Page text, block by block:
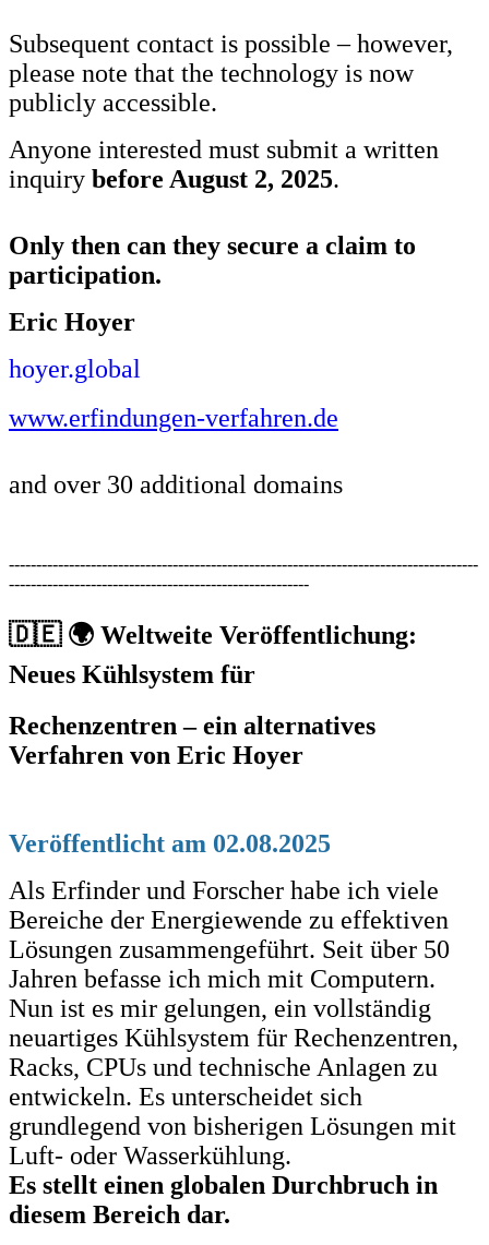
Subsequent contact is possible – however,
please note that the technology is now
publicly accessible.
Anyone interested must submit a written
inquiry before August 2, 2025.
Only then can they secure a claim to
participation.
Eric Hoyer
hoyer.global
www.erfindungen-verfahren.de
and over 30 additional domains
--------------------------------------------------------------------------------------
-------------------------------------------------------
🇩🇪 🌍 Weltweite Veröffentlichung:
Neues Kühlsystem für
Rechenzentren – ein alternatives
Verfahren von Eric Hoyer
Veröffentlicht am 02.08.2025
Als Erfinder und Forscher habe ich viele
Bereiche der Energiewende zu effektiven
Lösungen zusammengeführt. Seit über 50
Jahren befasse ich mich mit Computern.
Nun ist es mir gelungen, ein vollständig
neuartiges Kühlsystem für Rechenzentren,
Racks, CPUs und technische Anlagen zu
entwickeln. Es unterscheidet sich
grundlegend von bisherigen Lösungen mit
Luft- oder Wasserkühlung.
Es stellt einen globalen Durchbruch in
diesem Bereich dar.